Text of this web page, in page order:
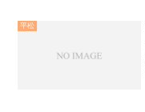
平松